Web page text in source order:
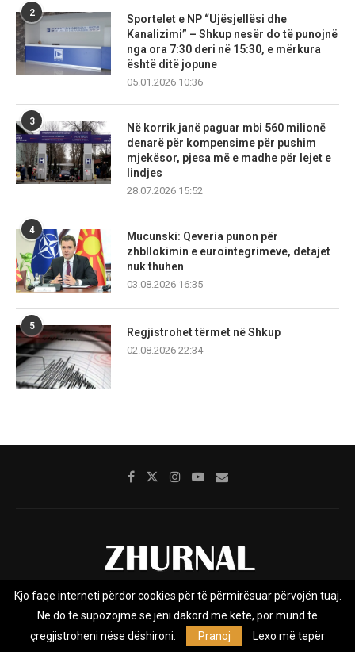
2
Sportelet e NP “Ujësjellësi dhe
Kanalizimi” – Shkup nesër do të punojnë
nga ora 7:30 deri në 15:30, e mërkura
është ditë jopune
05.01.2026 10:36
3
Në korrik janë paguar mbi 560 milionë
denarë për kompensime për pushim
mjekësor, pjesa më e madhe për lejet e
lindjes
28.07.2026 15:52
4
Mucunski: Qeveria punon për
zhbllokimin e eurointegrimeve, detajet
nuk thuhen
03.08.2026 16:35
5
Regjistrohet tërmet në Shkup
02.08.2026 22:34
Rreth nesh Impresumi Marketing
Kontakt
Privacy Policy
Zhurnal.mk është Agjenci e Lajmeve e pavarur, e themeluar në vitin
Kjo faqe interneti përdor cookies për të përmirësuar përvojën tuaj.
Ne do të supozojmë se jeni dakord me këtë, por mund të
çregjistroheni nëse dëshironi.
Pranoj Lexo më tepër